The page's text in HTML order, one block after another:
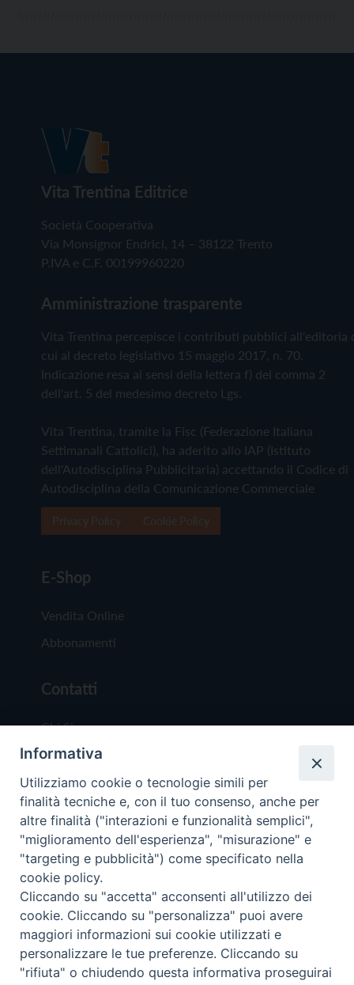
Vita Trentina Editrice
Società Cooperativa
Via Monsignor Endrici, 14 – 38122 Trento
P.IVA e C.F. 00199960220
Amministrazione trasparente
Vita Trentina percepisce i contributi pubblici all'editoria
cui al decreto legislativo 15 maggio 2017, n. 70.
Indicazione resa ai sensi della lettera f) del comma 2
dell'art. 5 del medesimo decreto Lgs.
Vita Trentina, tramite la Fisc (Federazione Italiana
Settimanali Cattolici), ha aderito allo IAP (Istituto
dell'Autodisciplina Pubblicitaria) accettando il Codice di
Autodisciplina della Comunicazione Commerciale
E-Shop
Vendita Online
Abbonamenti
Contatti
Chi Siamo
Redazione
Scrivici
Copyright © 2019 - Tutti i diritti riservati - Vita
Trentina Editrice
Privacy Policy
Torna
Informativa
Utilizziamo cookie o tecnologie simili per
finalità tecniche e, con il tuo consenso, anche per
altre finalità ("interazioni e funzionalità semplici",
"miglioramento dell'esperienza", "misurazione" e
"targeting e pubblicità") come specificato nella
cookie policy.
Cliccando su "accetta" acconsenti all'utilizzo dei
cookie. Cliccando su "personalizza" puoi avere
maggiori informazioni sui cookie utilizzati e
personalizzare le tue preferenze. Cliccando su
"rifiuta" o chiudendo questa informativa proseguirai